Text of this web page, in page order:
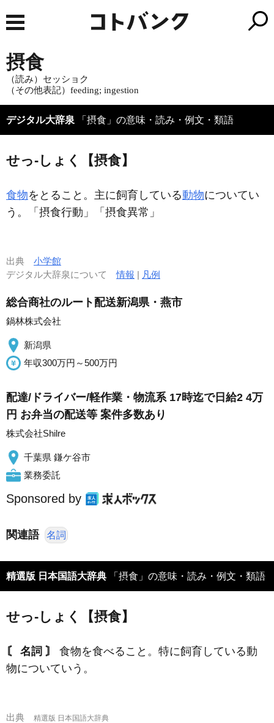
摂食
（読み）セッショク
（その他表記）feeding; ingestion
デジタル大辞泉 「摂食」の意味・読み・例文・類語
せっ‐しょく【摂食】
食物をとること。主に飼育している動物についてい
う。「 摂食行動」「 摂食異常」
出典 小学館
デジタル大辞泉について情報 | 凡例
総合商社のルート配送新潟県・燕市
鍋林株式会社
新潟県
年収300万円～500万円
配達/ドライバー/軽作業・物流系 17時迄で日給2 4万
円 お弁当の配送等 案件多数あり
株式会社Shilre
千葉県 鎌ケ谷市
業務委託
Sponsored by
関連語 名詞
精選版 日本国語大辞典 「摂食」の意味・読み・例文・類語
せっ‐しょく【摂食】
〘 名詞 〙
食物を食べること。特に飼育している動
物についていう。
出典
精選版 日本国語大辞典